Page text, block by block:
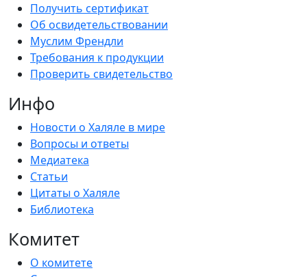
Получить сертификат
Об освидетельствовании
Муслим Френдли
Требования к продукции
Проверить свидетельство
Инфо
Новости о Халяле в мире
Вопросы и ответы
Медиатека
Статьи
Цитаты о Халяле
Библиотека
Комитет
О комитете